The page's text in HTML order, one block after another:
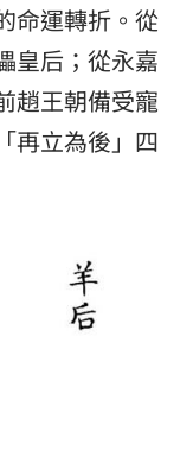
命運轉折。從
皇后；從永嘉
趙王朝備受寵
再立為後」四